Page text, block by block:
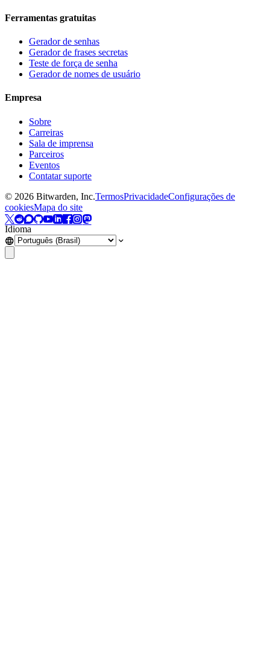
Ferramentas gratuitas
Gerador de senhas
Gerador de frases secretas
Teste de força de senha
Gerador de nomes de usuário
Empresa
Sobre
Carreiras
Sala de imprensa
Parceiros
Eventos
Contatar suporte
© 2026 Bitwarden, Inc.TermosPrivacidadeConfigurações de
cookiesMapa do site
Idioma